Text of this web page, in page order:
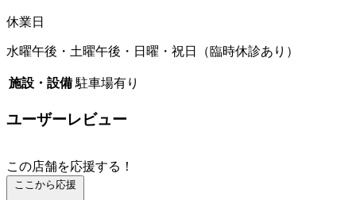
休業日
水曜午後・土曜午後・日曜・祝日（臨時休診あり）
施設・設備 駐車場有り
ユーザーレビュー
この店舗を応援する！
ここから応援